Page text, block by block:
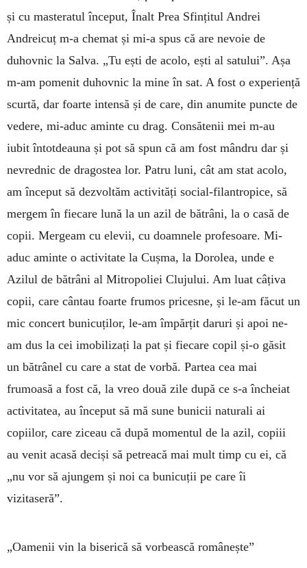
și cu masteratul început, Înalt Prea Sfințitul Andrei
Andreicuț m-a chemat și mi-a spus că are nevoie de
duhovnic la Salva. „Tu ești de acolo, ești al satului”. Așa
m-am pomenit duhovnic la mine în sat. A fost o experiență
scurtă, dar foarte intensă și de care, din anumite puncte de
vedere, mi-aduc aminte cu drag. Consătenii mei m-au
iubit întotdeauna și pot să spun că am fost mândru dar și
nevrednic de dragostea lor. Patru luni, cât am stat acolo,
am început să dezvoltăm activități social-filantropice, să
mergem în fiecare lună la un azil de bătrâni, la o casă de
copii. Mergeam cu elevii, cu doamnele profesoare. Mi-
aduc aminte o activitate la Cușma, la Dorolea, unde e
Azilul de bătrâni al Mitropoliei Clujului. Am luat câțiva
copii, care cântau foarte frumos pricesne, și le-am făcut un
mic concert bunicuților, le-am împărțit daruri și apoi ne-
am dus la cei imobilizați la pat și fiecare copil și-o găsit
un bătrânel cu care a stat de vorbă. Partea cea mai
frumoasă a fost că, la vreo două zile după ce s-a încheiat
activitatea, au început să mă sune bunicii naturali ai
copiilor, care ziceau că după momentul de la azil, copiii
au venit acasă deciși să petreacă mai mult timp cu ei, că
„nu vor să ajungem și noi ca bunicuții pe care îi
vizitaseră”.
„Oamenii vin la biserică să vorbească românește”